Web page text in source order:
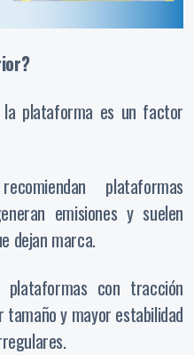
plataforma es un factor
plataformas
emisiones y suelen
dejan marca.
plataformas con tracción
y mayor estabilidad